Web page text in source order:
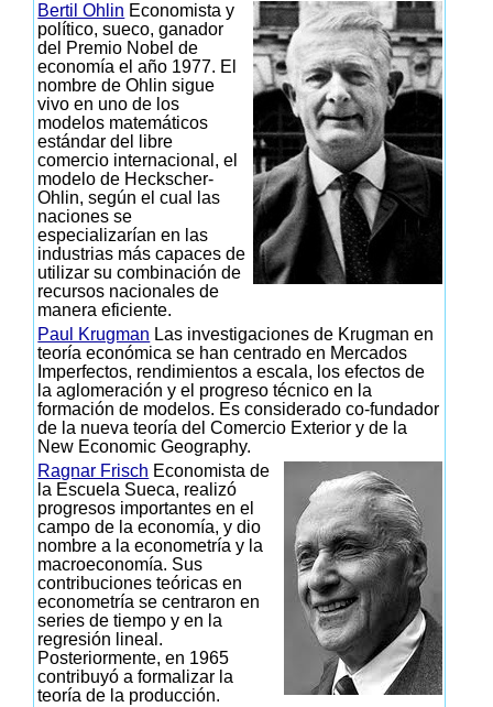
Bertil Ohlin Economista y
político, sueco, ganador
del Premio Nobel de
economía el año 1977. El
nombre de Ohlin sigue
vivo en uno de los
modelos matemáticos
estándar del libre
comercio internacional, el
modelo de Heckscher-
Ohlin, según el cual las
naciones se
especializarían en las
industrias más capaces de
utilizar su combinación de
recursos nacionales de
manera eficiente.
Paul Krugman Las investigaciones de Krugman en
teoría económica se han centrado en Mercados
Imperfectos, rendimientos a escala, los efectos de
la aglomeración y el progreso técnico en la
formación de modelos. Es considerado co-fundador
de la nueva teoría del Comercio Exterior y de la
New Economic Geography.
Ragnar Frisch Economista de
la Escuela Sueca, realizó
progresos importantes en el
campo de la economía, y dio
nombre a la econometría y la
macroeconomía. Sus
contribuciones teóricas en
econometría se centraron en
series de tiempo y en la
regresión lineal.
Posteriormente, en 1965
contribuyó a formalizar la
teoría de la producción.